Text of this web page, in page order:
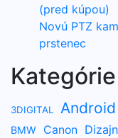
(pred kúpou)
Novú PTZ
prstenec
Kategórie
3DIGITAL Android
BMW Canon Dizajn